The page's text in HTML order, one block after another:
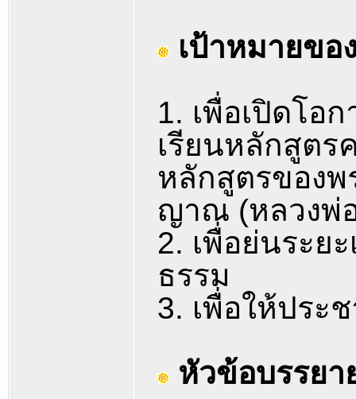
เป้าหมายขอ
1. เพื่อเปิดโอ
เรียนหลักสูต
หลักสูตรของ
ญาณ (หลวงพ่
2. เพื่อย่นระย
ธรรม
3. เพื่อให้ประ
หัวข้อบรรยา